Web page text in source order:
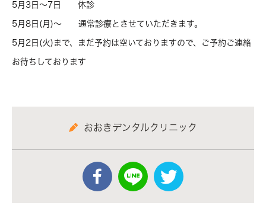
5月3日～7日 休診
5月8日(月)～ 通常診療とさせていただきます。
5月2日(火)まで、まだ予約は空いておりますので、ご予約ご連絡
お待ちしております
おおきデンタルクリニック